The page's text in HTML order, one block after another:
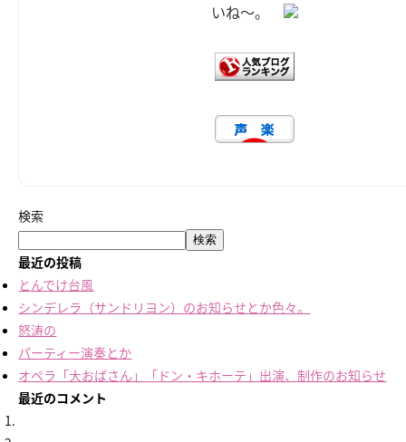
いね～。
検索
検索
最近の投稿
とんでけ台風
シンデレラ（サンドリヨン）のお知らせとか色々。
怒涛の
パーティー演奏とか
オペラ「大おばさん」「ドン・キホーテ」出演、制作のお知らせ
最近のコメント